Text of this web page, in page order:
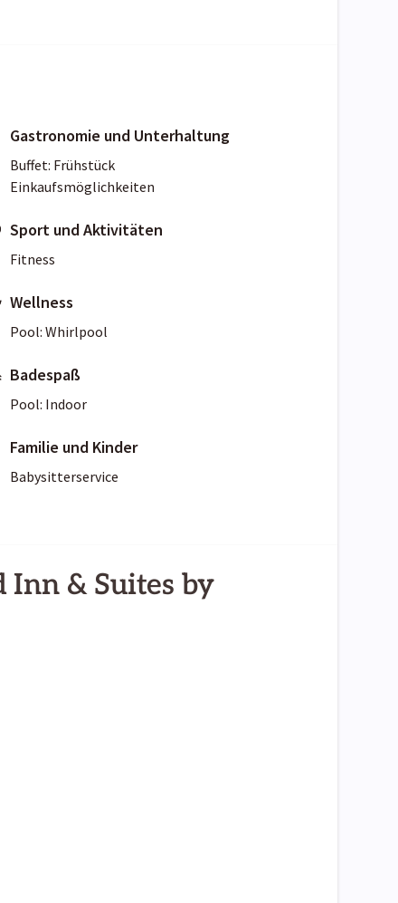
Gastronomie und Unterhaltung
Buffet: Frühstück
Einkaufsmöglichkeiten
Sport und Aktivitäten
Fitness
Wellness
Pool: Whirlpool
Badespaß
Pool: Indoor
Familie und Kinder
Babysitterservice
Inn & Suites by